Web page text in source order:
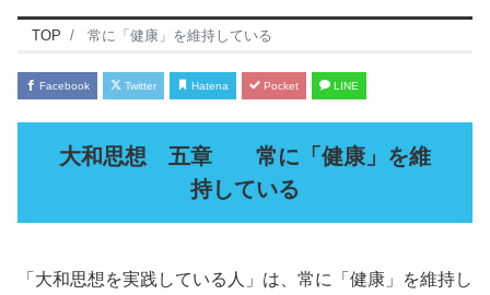
TOP 常に「健康」を維持している
Facebook Twitter Hatena Pocket LINE
大和思想 五章 常に「健康」を維
持している
「大和思想を実践している人」は、常に「健康」を維持し